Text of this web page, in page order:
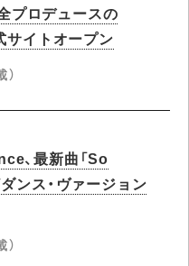
プロデュースの
サイトオープン
、最新曲「So
ンス・ヴァージョン